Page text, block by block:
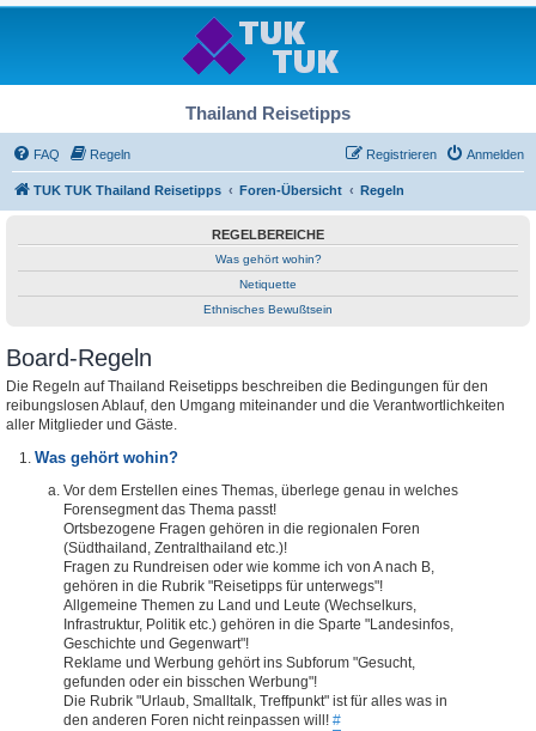
Thailand Reisetipps
FAQ Regeln Anmelden
Registrieren
TUK TUK Thailand Reisetipps Foren-Übersicht Regeln
REGELBEREICHE
Was gehört wohin?
Netiquette
Ethnisches Bewußtsein
Board-Regeln
Die Regeln auf Thailand Reisetipps beschreiben die Bedingungen für den
reibungslosen Ablauf, den Umgang miteinander und die Verantwortlichkeiten
aller Mitglieder und Gäste.
Was gehört wohin?
Vor dem Erstellen eines Themas, überlege genau in welches
Forensegment das Thema passt!
Ortsbezogene Fragen gehören in die regionalen Foren
(Südthailand, Zentralthailand etc.)!
Fragen zu Rundreisen oder wie komme ich von A nach B,
gehören in die Rubrik "Reisetipps für unterwegs"!
Allgemeine Themen zu Land und Leute (Wechselkurs,
Infrastruktur, Politik etc.) gehören in die Sparte "Landesinfos,
Geschichte und Gegenwart"!
Reklame und Werbung gehört ins Subforum "Gesucht,
gefunden oder ein bisschen Werbung"!
Die Rubrik "Urlaub, Smalltalk, Treffpunkt" ist für alles was in
den anderen Foren nicht reinpassen will! #